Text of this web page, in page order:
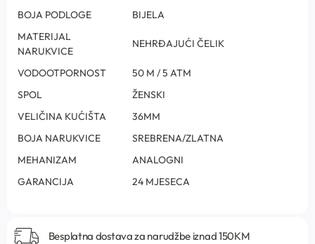
BOJA PODLOGE
BIJELA
MATERIJAL
NARUKVICE
NEHRĐAJUĆI ČELIK
VODOOTPORNOST
50 M / 5 ATM
SPOL
ŽENSKI
VELIČINA KUĆIŠTA
36MM
BOJA NARUKVICE
SREBRENA/ZLATNA
MEHANIZAM
ANALOGNI
GARANCIJA
24 MJESECA
Besplatna dostava za narudžbe iznad 150KM